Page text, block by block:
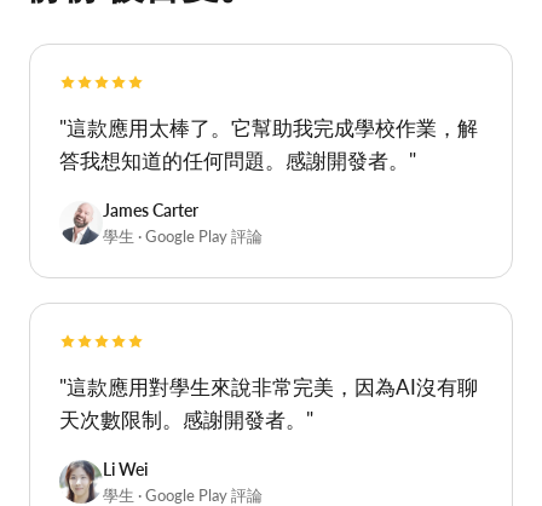
靜靜被喜愛。
"這款應用太棒了。它幫助我完成學校作業，解
答我想知道的任何問題。感謝開發者。"
"這款應用對學生來說非常完美，因為AI沒有聊
天次數限制。感謝開發者。"